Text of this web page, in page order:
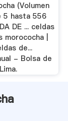
(Volumen
5 hasta 556
DE ... celdas
|
de...
- Bolsa de